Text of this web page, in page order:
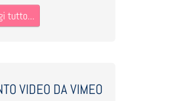
tutto...
VIDEO DA VIMEO